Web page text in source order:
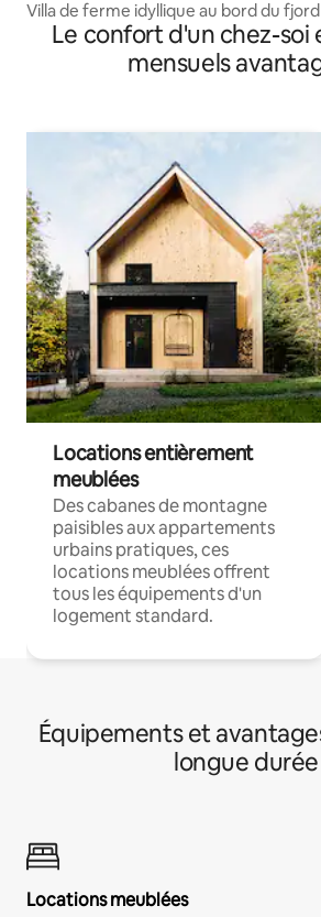
Villa de ferme idyllique au bord du
Le confort d'un chez-soi
mensuels
Locations entièrement
meublées
Des cabanes de montagne
paisibles aux appartements
urbains pratiques, ces
locations meublées offrent
tous les équipements d'un
logement standard.
Équipements et
longue durée
Locations meublées